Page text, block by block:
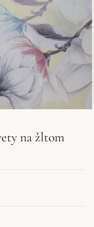
na žltom